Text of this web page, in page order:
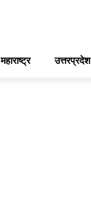
महाराष्ट्र उत्तरप्रदेश